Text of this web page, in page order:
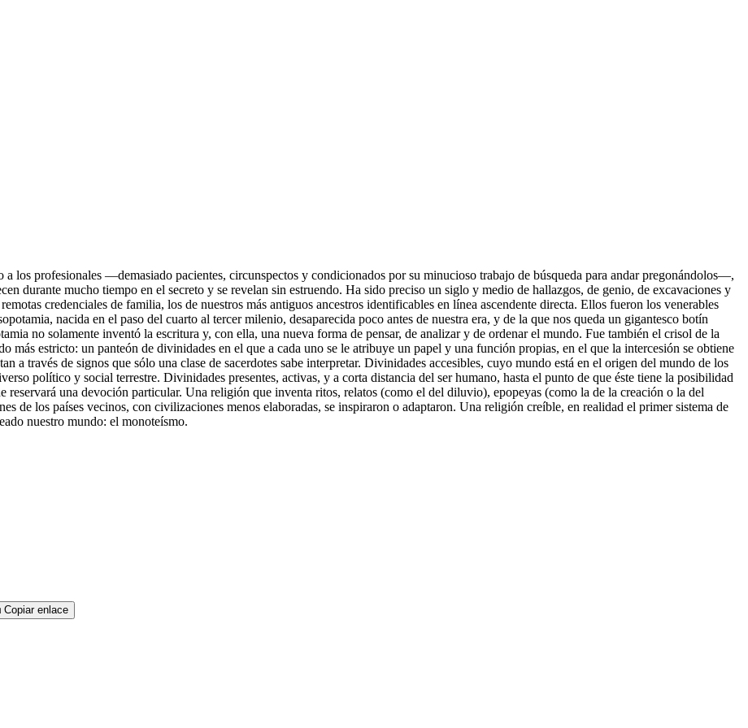
los profesionales —demasiado pacientes, circunspectos y condicionados por su minucioso trabajo de búsqueda para andar pregonándolos—,
durante mucho tiempo en el secreto y se revelan sin estruendo. Ha sido preciso un siglo y medio de hallazgos, de genio, de excavaciones y
credenciales de familia, los de nuestros más antiguos ancestros identificables en línea ascendente directa. Ellos fueron los venerables
nacida en el paso del cuarto al tercer milenio, desaparecida poco antes de nuestra era, y de la que nos queda un gigantesco botín
no solamente inventó la escritura y, con ella, una nueva forma de pensar, de analizar y de ordenar el mundo. Fue también el crisol de la
más estricto: un panteón de divinidades en el que a cada uno se le atribuye un papel y una función propias, en el que la intercesión se obtiene
a través de signos que sólo una clase de sacerdotes sabe interpretar. Divinidades accesibles, cuyo mundo está en el origen del mundo de los
político y social terrestre. Divinidades presentes, activas, y a corta distancia del ser humano, hasta el punto de que éste tiene la posibilidad
reservará una devoción particular. Una religión que inventa ritos, relatos (como el del diluvio), epopeyas (como la de la creación o la del
de los países vecinos, con civilizaciones menos elaboradas, se inspiraron o adaptaron. Una religión creíble, en realidad el primer sistema de
nuestro mundo: el monoteísmo.
Copiar enlace